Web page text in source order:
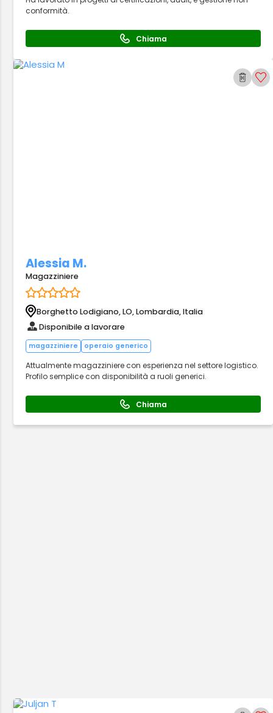
conformità.
Chiama
Alessia M.
Magazziniere
Borghetto Lodigiano, LO, Lombardia, Italia
Disponibile a lavorare
magazziniere operaio generico
Attualmente magazziniere con esperienza nel settore logistico.
Profilo semplice con disponibilità a ruoli generici.
Chiama